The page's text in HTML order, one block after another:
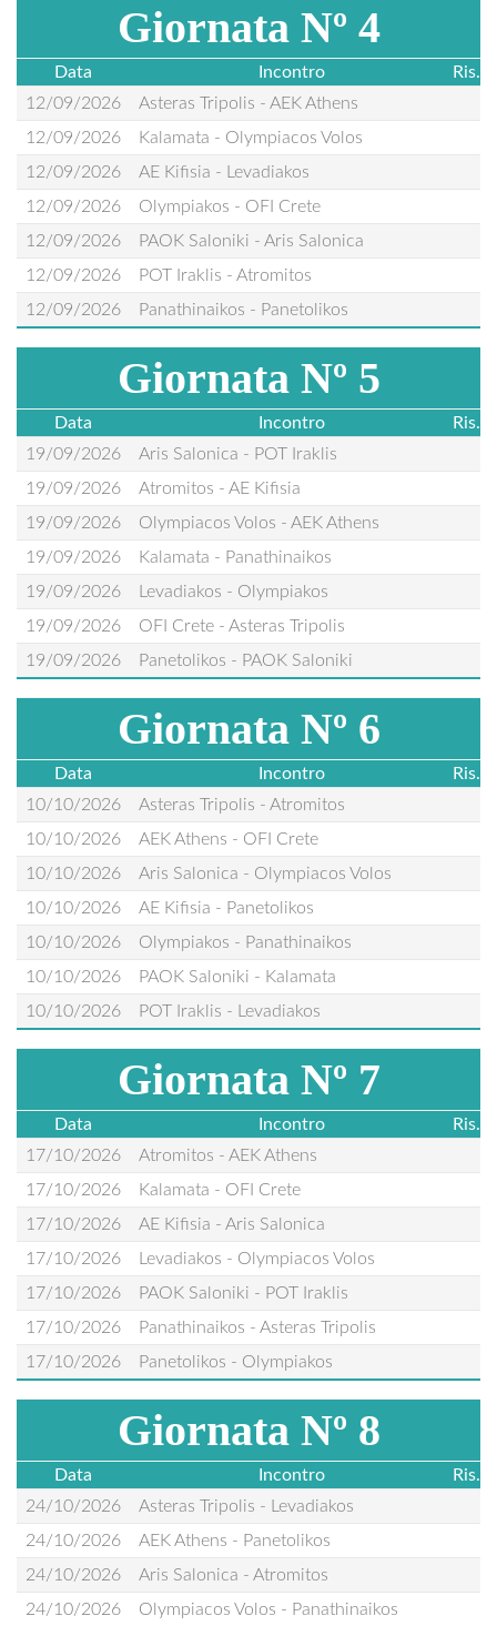
Giornata Nº 4
Data Incontro
Ris.
12/09/2026
Asteras Tripolis - AEK Athens
12/09/2026
Kalamata - Olympiacos Volos
12/09/2026
AE Kifisia - Levadiakos
12/09/2026
Olympiakos - OFI Crete
12/09/2026
PAOK Saloniki - Aris Salonica
12/09/2026
POT Iraklis - Atromitos
12/09/2026
Panathinaikos - Panetolikos
Giornata Nº 5
Data Incontro
Ris.
19/09/2026
Aris Salonica - POT Iraklis
19/09/2026
Atromitos - AE Kifisia
19/09/2026
Olympiacos Volos - AEK Athens
19/09/2026
Kalamata - Panathinaikos
19/09/2026
Levadiakos - Olympiakos
19/09/2026
OFI Crete - Asteras Tripolis
19/09/2026
Panetolikos - PAOK Saloniki
Giornata Nº 6
Data Incontro
Ris.
10/10/2026
Asteras Tripolis - Atromitos
10/10/2026
AEK Athens - OFI Crete
10/10/2026
Aris Salonica - Olympiacos Volos
10/10/2026
AE Kifisia - Panetolikos
10/10/2026
Olympiakos - Panathinaikos
10/10/2026
PAOK Saloniki - Kalamata
10/10/2026
POT Iraklis - Levadiakos
Giornata Nº 7
Data Incontro
Ris.
17/10/2026
Atromitos - AEK Athens
17/10/2026
Kalamata - OFI Crete
17/10/2026
AE Kifisia - Aris Salonica
17/10/2026
Levadiakos - Olympiacos Volos
17/10/2026
PAOK Saloniki - POT Iraklis
17/10/2026
Panathinaikos - Asteras Tripolis
17/10/2026
Panetolikos - Olympiakos
Giornata Nº 8
Data Incontro
Ris.
24/10/2026
Asteras Tripolis - Levadiakos
24/10/2026
AEK Athens - Panetolikos
24/10/2026
Aris Salonica - Atromitos
24/10/2026
Olympiacos Volos - Panathinaikos